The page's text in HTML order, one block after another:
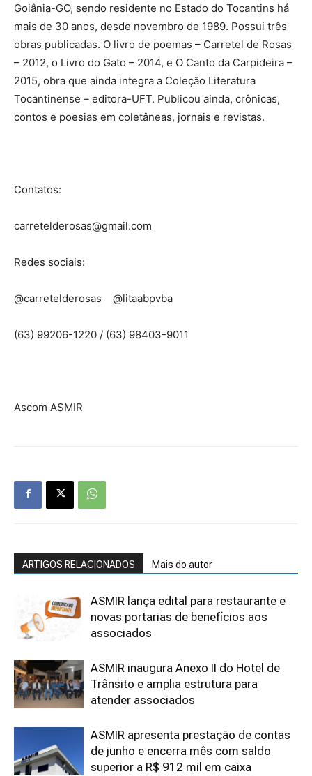
Goiânia-GO, sendo residente no Estado do Tocantins há
mais de 30 anos, desde novembro de 1989. Possui três
obras publicadas. O livro de poemas – Carretel de Rosas
– 2012, o Livro do Gato – 2014, e O Canto da Carpideira –
2015, obra que ainda integra a Coleção Literatura
Tocantinense – editora-UFT. Publicou ainda, crônicas,
contos e poesias em coletâneas, jornais e revistas.
Contatos:
carretelderosas@gmail.com
Redes sociais:
@carretelderosas @litaabpvba
(63) 99206-1220 / (63) 98403-9011
Ascom ASMIR
ARTIGOS RELACIONADOS Mais do autor
ASMIR lança edital para restaurante e
novas portarias de benefícios aos
associados
ASMIR inaugura Anexo II do Hotel de
Trânsito e amplia estrutura para
atender associados
ASMIR apresenta prestação de contas
de junho e encerra mês com saldo
superior a R$ 912 mil em caixa